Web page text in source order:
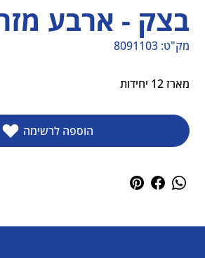
בצק - ארבע
מק"ט:
מק"ט
8091103
8091103
מארז 12 יחידות
הוספה לרשימה